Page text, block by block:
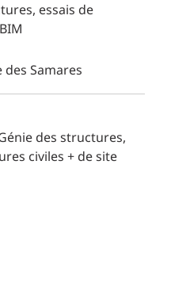
essais de
Samares
des structures
civiles + de site